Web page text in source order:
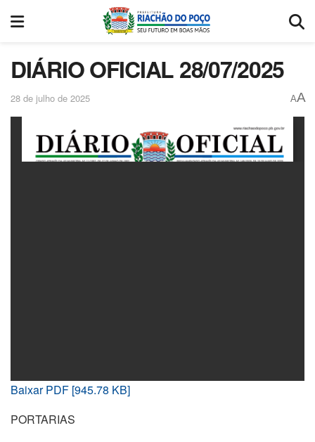
DIÁRIO OFICIAL 28/07/2025
28 de julho de 2025 AA
Baixar PDF [945.78 KB]
PORTARIAS